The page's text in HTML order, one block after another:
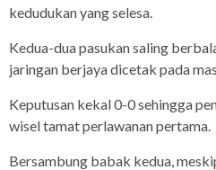
kedudukan yang selesa.
Kedua-dua pasukan saling
jaringan berjaya dicetak pada
Keputusan kekal 0-0 sehingga
wisel tamat perlawanan pertama.
Bersambung babak kedua,